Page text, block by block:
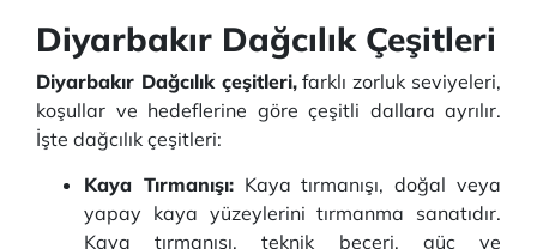
Diyarbakır Dağcılık Çeşitleri
Diyarbakır Dağcılık çeşitleri,farklı zorluk seviyeleri,
koşullar ve hedeflerine göre çeşitli dallara ayrılır.
İşte dağcılık çeşitleri:
Kaya Tırmanışı:Kaya tırmanışı, doğal veya
yapay kaya yüzeylerini tırmanma sanatıdır.
Kaya tırmanışı, teknik beceri, güç ve